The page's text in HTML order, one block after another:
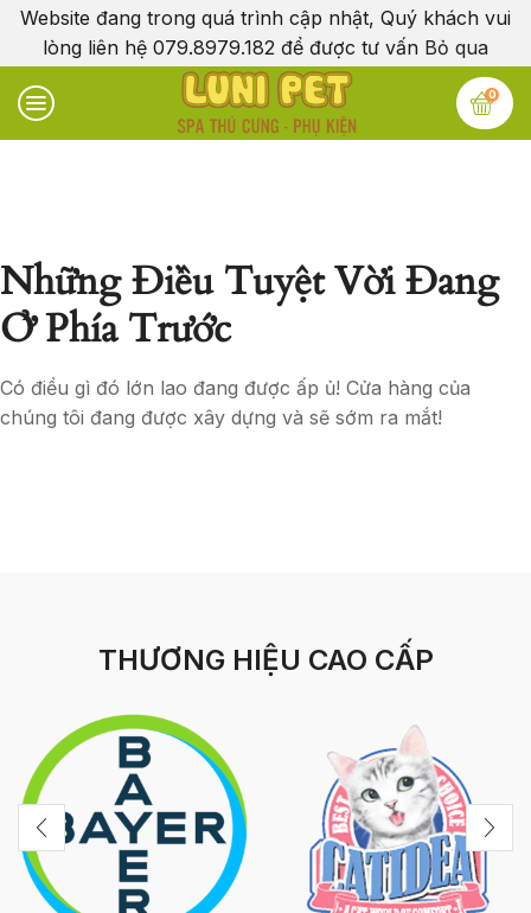
Website đang trong quá trình cập nhật, Quý khách vui
lòng liên hệ 079.8979.182 để được tư vấn Bỏ qua
0
Những Điều Tuyệt Vời Đang
Ở Phía Trước
Có điều gì đó lớn lao đang được ấp ủ! Cửa hàng của
chúng tôi đang được xây dựng và sẽ sớm ra mắt!
THƯƠNG HIỆU CAO CẤP